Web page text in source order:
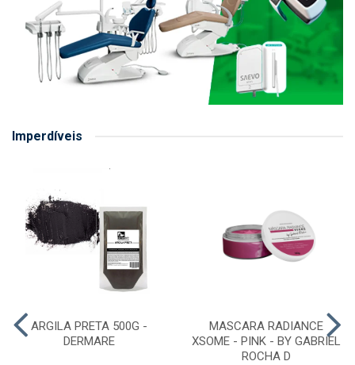
Imperdíveis
ARGILA PRETA 500G -
DERMARE
MASCARA RADIANCE
XSOME - PINK - BY GABRIEL
ROCHA D